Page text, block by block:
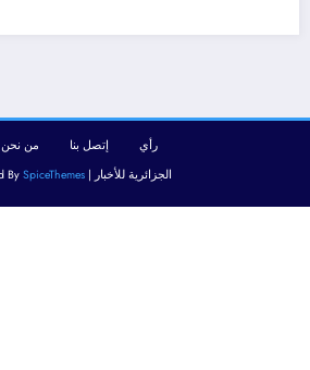
رأي إتصل بنا
من نحن
الجزائرية للأخبار | Powered BySpiceThemes